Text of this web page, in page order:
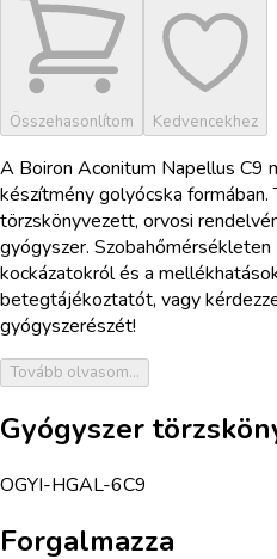
Összehasonlítom Kedvencekhez
A Boiron Aconitum Napellus C9
készítmény golyócska formában.
törzskönyvezett, orvosi
gyógyszer.
kockázatokról és a
betegtájékoztatót, vagy
gyógyszerészét!
Tovább olvasom...
Gyógyszer
OGYI-HGAL-6C9
Forgalmazza